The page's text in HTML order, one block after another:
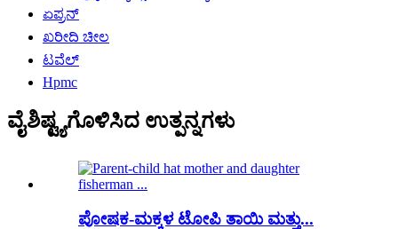
ಏಪ್ರನ್
ಖರೀದಿ ಚೀಲ
ಟವೆಲ್
Hpmc
ವೈಶಿಷ್ಟ್ಯಗೊಳಿಸಿದ ಉತ್ಪನ್ನಗಳು
ಪೋಷಕ-ಮಕ್ಕಳ ಟೋಪಿ ತಾಯಿ ಮತ್ತು...